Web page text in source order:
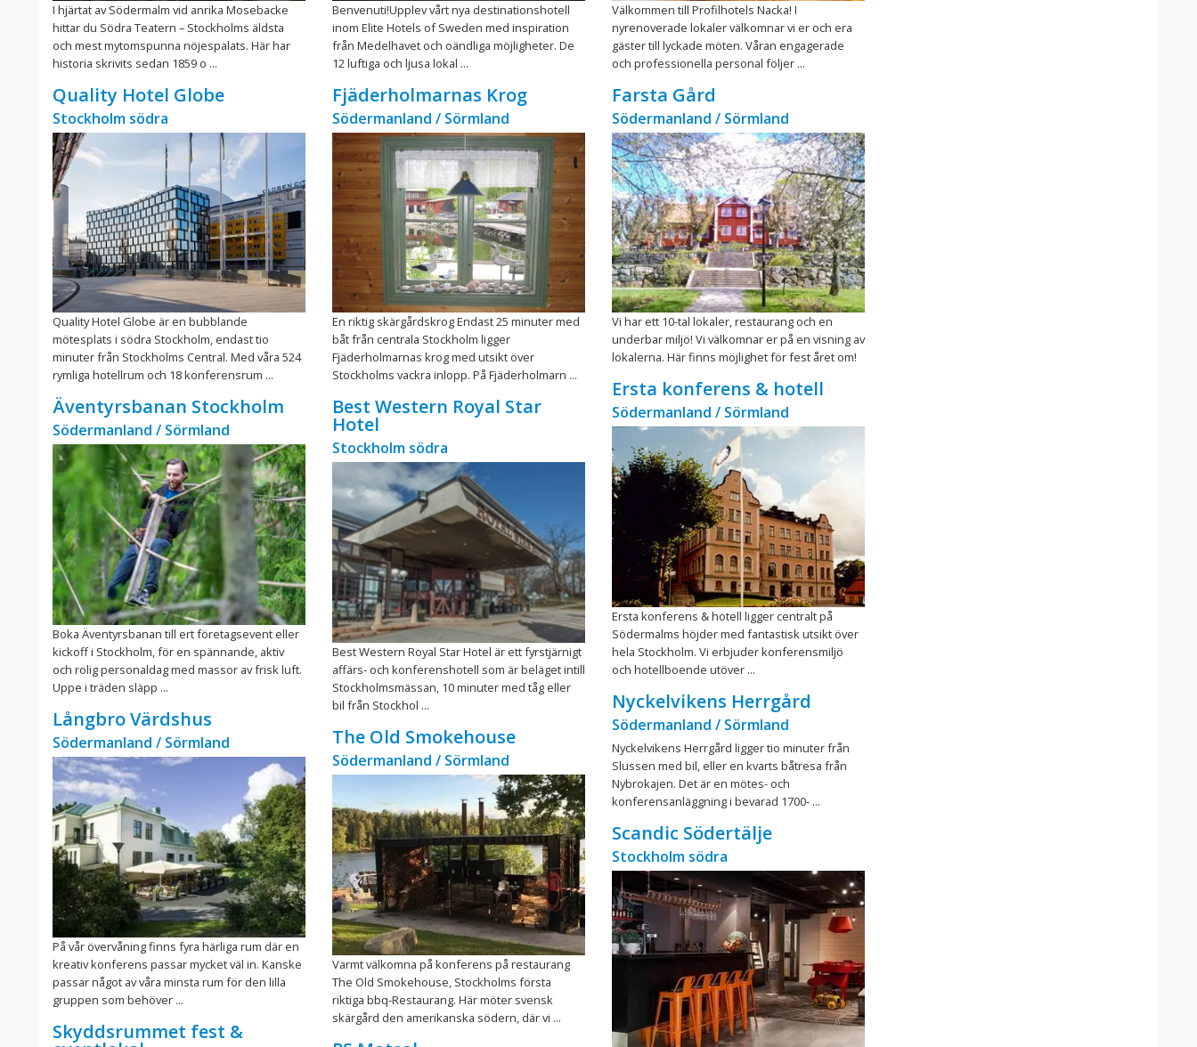
I hjärtat av Södermalm vid anrika Mosebacke
hittar du Södra Teatern – Stockholms äldsta
och mest mytomspunna nöjespalats. Här har
historia skrivits sedan 1859 o ...
Benvenuti!Upplev vårt nya destinationshotell
inom Elite Hotels of Sweden med inspiration
från Medelhavet och oändliga möjligheter. De
12 luftiga och ljusa lokal ...
Välkommen till Profilhotels Nacka! I
nyrenoverade lokaler välkomnar vi er och era
gäster till lyckade möten. Våran engagerade
och professionella personal följer ...
Quality Hotel Globe
Stockholm södra
Quality Hotel Globe är en bubblande
mötesplats i södra Stockholm, endast tio
minuter från Stockholms Central. Med våra 524
rymliga hotellrum och 18 konferensrum ...
Äventyrsbanan Stockholm
Södermanland / Sörmland
Boka Äventyrsbanan till ert företagsevent eller
kickoff i Stockholm, för en spännande, aktiv
och rolig personaldag med massor av frisk luft.
Uppe i träden släpp ...
Långbro Värdshus
Södermanland / Sörmland
På vår övervåning finns fyra härliga rum där en
kreativ konferens passar mycket väl in. Kanske
passar något av våra minsta rum för den lilla
gruppen som behöver ...
Skyddsrummet fest &
Fjäderholmarnas Krog
Södermanland / Sörmland
En riktig skärgårdskrog Endast 25 minuter med
båt från centrala Stockholm ligger
Fjäderholmarnas krog med utsikt över
Stockholms vackra inlopp. På Fjäderholmarn ...
Best Western Royal Star
Hotel
Stockholm södra
Best Western Royal Star Hotel är ett fyrstjärnigt
affärs- och konferenshotell som är beläget intill
Stockholmsmässan, 10 minuter med tåg eller
bil från Stockhol ...
The Old Smokehouse
Södermanland / Sörmland
Varmt välkomna på konferens på restaurang
The Old Smokehouse, Stockholms första
riktiga bbq-Restaurang. Här möter svensk
skärgård den amerikanska södern, där vi ...
Farsta Gård
Södermanland / Sörmland
Vi har ett 10-tal lokaler, restaurang och en
underbar miljö! Vi välkomnar er på en visning av
lokalerna. Här finns möjlighet för fest året om!
Ersta konferens & hotell
Södermanland / Sörmland
Ersta konferens & hotell ligger centralt på
Södermalms höjder med fantastisk utsikt över
hela Stockholm. Vi erbjuder konferensmiljö
och hotellboende utöver ...
Nyckelvikens Herrgård
Södermanland / Sörmland
Nyckelvikens Herrgård ligger tio minuter från
Slussen med bil, eller en kvarts båtresa från
Nybrokajen. Det är en mötes- och
konferensanläggning i bevarad 1700- ...
Scandic Södertälje
Stockholm södra